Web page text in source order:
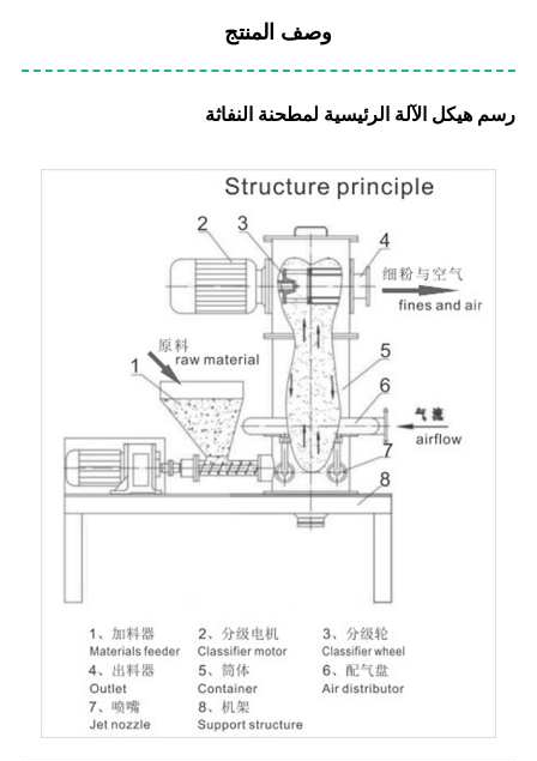
وصف المنتج
رسم هيكل الآلة الرئيسية لمطحنة النفاثة